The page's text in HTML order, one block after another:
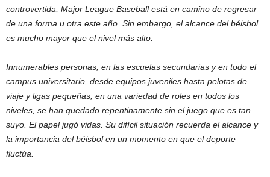
controvertida, Major League Baseball está en camino de regresar
de una forma u otra este año. Sin embargo, el alcance del béisbol
es mucho mayor que el nivel más alto.
Innumerables personas, en las escuelas secundarias y en todo el
campus universitario, desde equipos juveniles hasta pelotas de
viaje y ligas pequeñas, en una variedad de roles en todos los
niveles, se han quedado repentinamente sin el juego que es tan
suyo. El papel jugó vidas. Su difícil situación recuerda el alcance y
la importancia del béisbol en un momento en que el deporte
fluctúa.